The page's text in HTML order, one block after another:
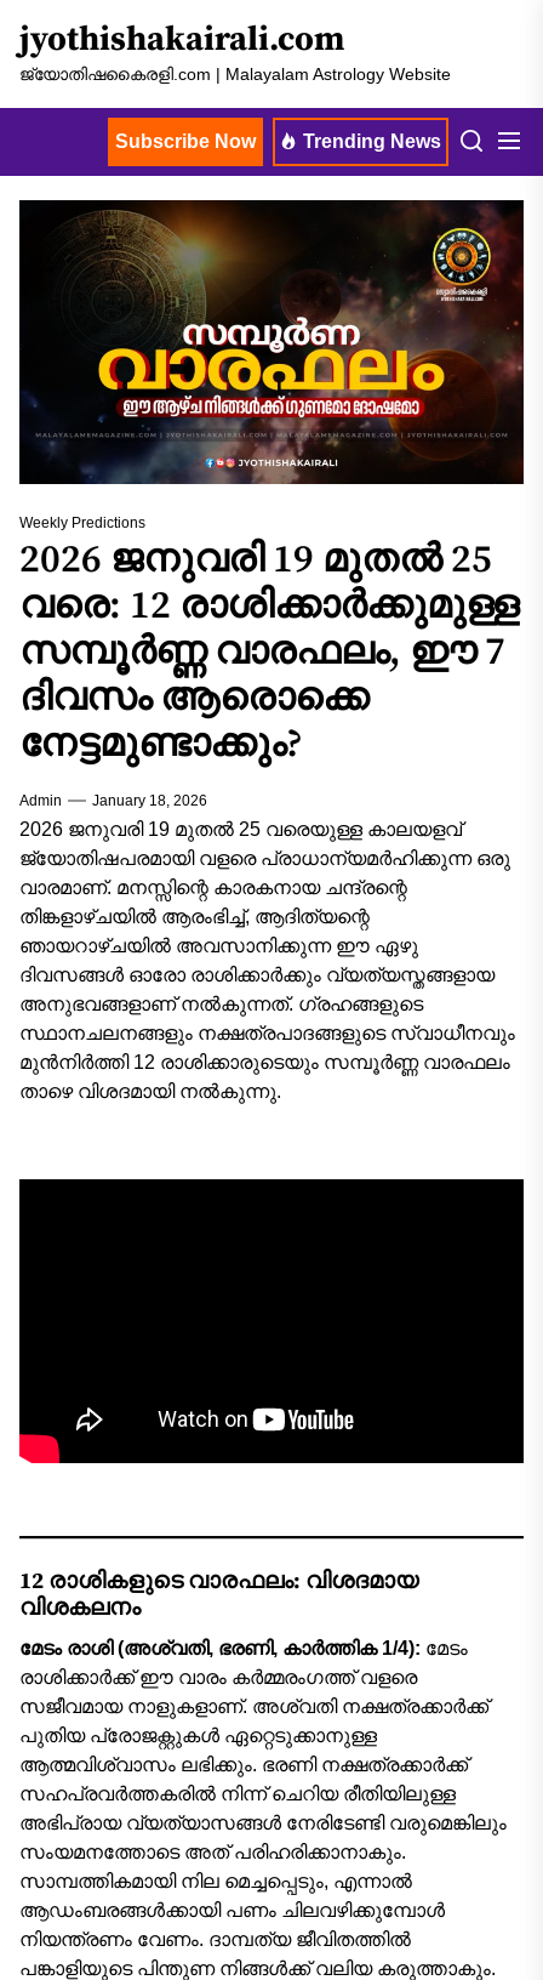
the
jyothishakairali.com
ജ്യോതിഷകൈരളി.com | Malayalam Astrology Website
Subscribe Now Trending News
Weekly Predictions
2026 ജനുവരി 19 മുതൽ 25
വരെ: 12 രാശിക്കാർക്കുമുള്ള
സമ്പൂർണ്ണ വാരഫലം, ഈ 7
ദിവസം ആരൊക്കെ
നേട്ടമുണ്ടാക്കും?
Admin January 18, 2026
2026 ജനുവരി 19 മുതൽ 25 വരെയുള്ള കാലയളവ്
ജ്യോതിഷപരമായി വളരെ പ്രാധാന്യമർഹിക്കുന്ന ഒരു
വാരമാണ്. മനസ്സിന്റെ കാരകനായ ചന്ദ്രന്റെ
തിങ്കളാഴ്ചയിൽ ആരംഭിച്ച്, ആദിത്യന്റെ
ഞായറാഴ്ചയിൽ അവസാനിക്കുന്ന ഈ ഏഴു
ദിവസങ്ങൾ ഓരോ രാശിക്കാർക്കും വ്യത്യസ്തങ്ങളായ
അനുഭവങ്ങളാണ് നൽകുന്നത്. ഗ്രഹങ്ങളുടെ
സ്ഥാനചലനങ്ങളും നക്ഷത്രപാദങ്ങളുടെ സ്വാധീനവും
മുൻനിർത്തി 12 രാശിക്കാരുടെയും സമ്പൂർണ്ണ വാരഫലം
താഴെ വിശദമായി നൽകുന്നു.
12 രാശികളുടെ വാരഫലം: വിശദമായ
വിശകലനം
മേടം രാശി (അശ്വതി, ഭരണി, കാർത്തിക 1/4): മേടം
രാശിക്കാർക്ക് ഈ വാരം കർമ്മരംഗത്ത് വളരെ
സജീവമായ നാളുകളാണ്. അശ്വതി നക്ഷത്രക്കാർക്ക്
പുതിയ പ്രോജക്റ്റുകൾ ഏറ്റെടുക്കാനുള്ള
ആത്മവിശ്വാസം ലഭിക്കും. ഭരണി നക്ഷത്രക്കാർക്ക്
സഹപ്രവർത്തകരിൽ നിന്ന് ചെറിയ രീതിയിലുള്ള
അഭിപ്രായ വ്യത്യാസങ്ങൾ നേരിടേണ്ടി വരുമെങ്കിലും
സംയമനത്തോടെ അത് പരിഹരിക്കാനാകും.
സാമ്പത്തികമായി നില മെച്ചപ്പെടും, എന്നാൽ
ആഡംബരങ്ങൾക്കായി പണം ചിലവഴിക്കുമ്പോൾ
നിയന്ത്രണം വേണം. ദാമ്പത്യ ജീവിതത്തിൽ
പങ്കാളിയുടെ പിന്തുണ നിങ്ങൾക്ക് വലിയ കരുത്താകും.